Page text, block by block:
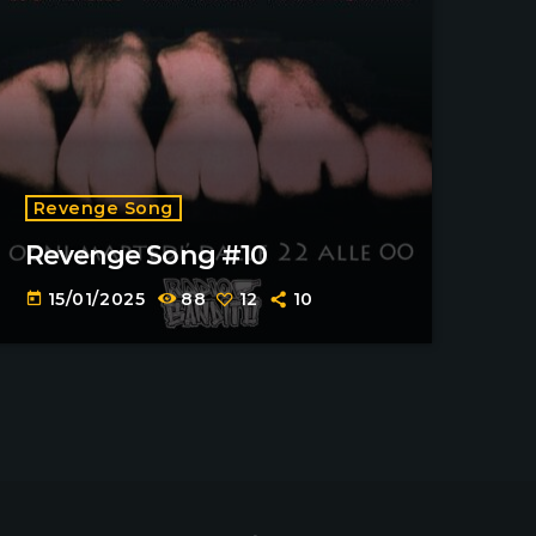
Revenge Song
Revenge Song #10
today 15/01/2025 88 12 10